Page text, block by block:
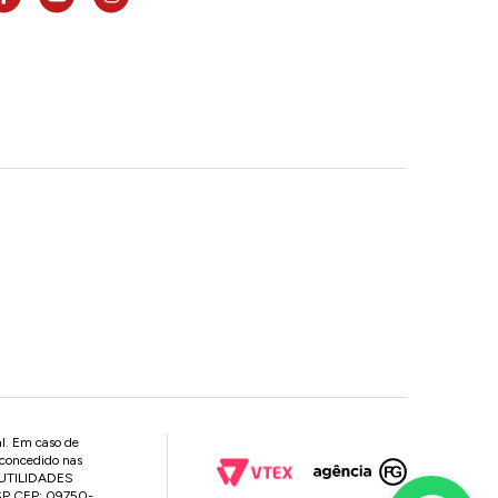
Em caso de
nas